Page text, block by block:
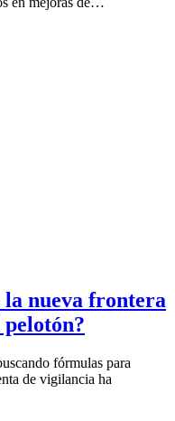
la nueva frontera
fórmulas para
de vigilancia ha